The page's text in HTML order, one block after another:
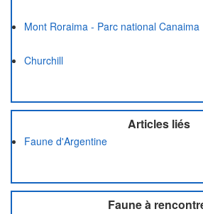
Mont Roraima - Parc national Canaima
Churchill
Articles liés
Faune d'Argentine
Faune à